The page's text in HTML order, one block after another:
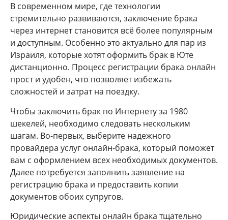
В современном мире, где технологии
стремительно развиваются, заключение брака
через интернет становится всё более популярным
и доступным. Особенно это актуально для пар из
Израиля, которые хотят оформить брак в Юте
дистанционно. Процесс регистрации брака онлайн
прост и удобен, что позволяет избежать
сложностей и затрат на поездку.
Чтобы заключить брак по Интернету за 1980
шекелей, необходимо следовать нескольким
шагам. Во-первых, выберите надежного
провайдера услуг онлайн-брака, который поможет
вам с оформлением всех необходимых документов.
Далее потребуется заполнить заявление на
регистрацию брака и предоставить копии
документов обоих супругов.
Юридические аспекты онлайн брака тщательно